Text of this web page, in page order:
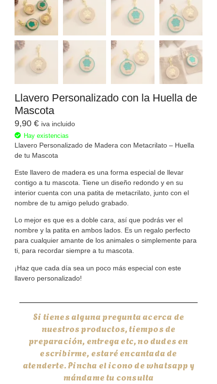
Llavero Personalizado con la Huella de
Mascota
9,90 € iva incluido
Hay existencias
Llavero Personalizado de Madera con Metacrilato – Huella
de tu Mascota
Este llavero de madera es una forma especial de llevar
contigo a tu mascota. Tiene un diseño redondo y en su
interior cuenta con una patita de metacrilato, junto con el
nombre de tu amigo peludo grabado.
Lo mejor es que es a doble cara, así que podrás ver el
nombre y la patita en ambos lados. Es un regalo perfecto
para cualquier amante de los animales o simplemente para
ti, para recordar siempre a tu mascota.
¡Haz que cada día sea un poco más especial con este
llavero personalizado!
Si tienes alguna pregunta acerca de
nuestros productos, tiempos de
preparación, entrega etc, no dudes en
escribirme, estaré encantada de
atenderte. Pincha el icono de whatsapp y
mándame tu consulta